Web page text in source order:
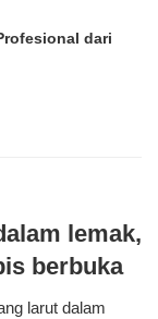
dari
lemak,
berbuka
larut dalam